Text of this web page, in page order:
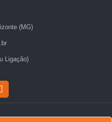
(MG)
Ligação)